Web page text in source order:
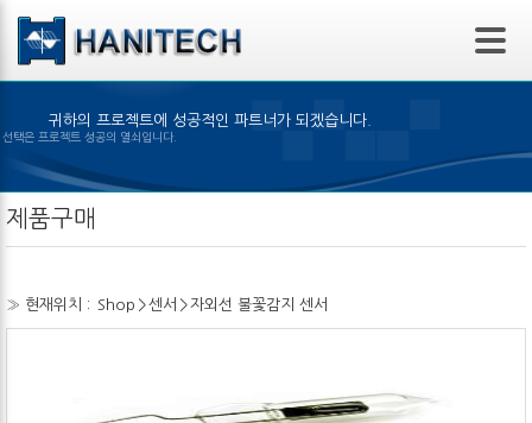
본문 바로가기
귀하의 프로젝트에 성공적인 파트너가 되겠습니다.
제품의 선택은 프로젝트 성공의 열쇠입니다.
제품구매
» 현재위치 : Shop >센서 >자외선 불꽃감지 센서